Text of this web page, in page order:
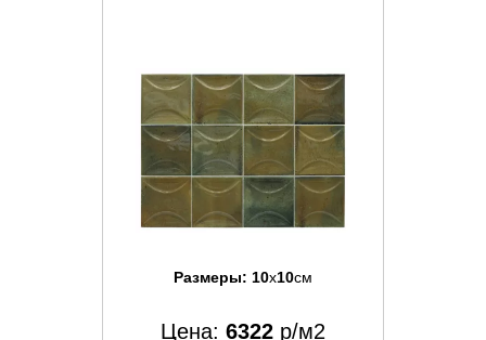
Размеры: 10x10см
Цена: 6322 р/м2